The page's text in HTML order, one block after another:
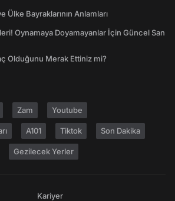
Ülke Bayraklarının Anlamları
Oynamaya Doyamayanlar İçin Güncel San
Olduğunu Merak Ettiniz mi?
Zam Youtube
A101 Tiktok Son Dakika
Gezilecek Yerler
Kariyer